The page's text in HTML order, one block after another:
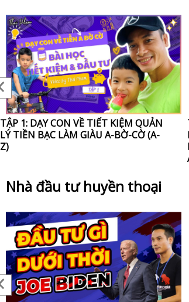
TẬP 1: DẠY CON VỀ TIẾT KIỆM QUẢN
LÝ TIỀN BẠC LÀM GIÀU A-BỜ-CỜ (A-
Z)
Nhà đầu tư huyền thoại